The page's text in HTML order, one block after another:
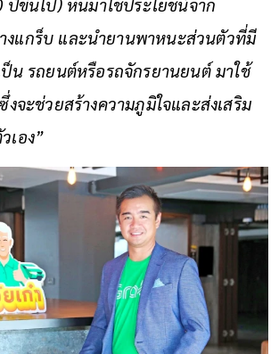
งแกร็บ และนำยานพาหนะส่วนตัวที่มี
ป็น รถยนต์หรือรถจักรยานยนต์ มาใช้
งจะช่วยสร้างความภูมิใจและส่งเสริม
เอง”